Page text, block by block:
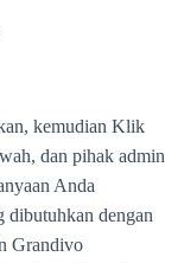
kemudian Klik
dan pihak admin
Anda
dibutuhkan dengan
Grandivo